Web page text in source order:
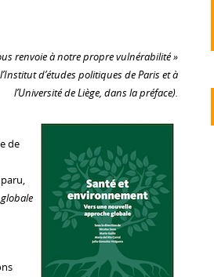
renvoie à notre propre vulnérabilité »
d’études politiques de Paris et à
l’Université de Liège, dans la préface).
de